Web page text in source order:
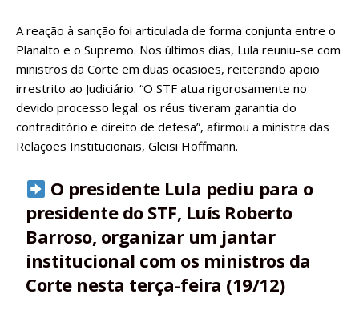
A reação à sanção foi articulada de forma conjunta entre o
Planalto e o Supremo. Nos últimos dias, Lula reuniu-se com
ministros da Corte em duas ocasiões, reiterando apoio
irrestrito ao Judiciário. “O STF atua rigorosamente no
devido processo legal: os réus tiveram garantia do
contraditório e direito de defesa”, afirmou a ministra das
Relações Institucionais, Gleisi Hoffmann.
O presidente Lula pediu para o
presidente do STF, Luís Roberto
Barroso, organizar um jantar
institucional com os ministros da
Corte nesta terça-feira (19/12)